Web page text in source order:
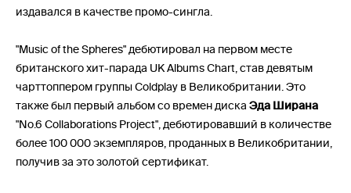
издавался в качестве промо-сингла.
"Music of the Spheres" дебютировал на первом месте
британского хит-парада UK Albums Chart, став девятым
чарттоппером группы Coldplay в Великобритании. Это
также был первый альбом со времен диска Эда Ширана
"No.6 Collaborations Project", дебютировавший в количестве
более 100 000 экземпляров, проданных в Великобритании,
получив за это золотой сертификат.